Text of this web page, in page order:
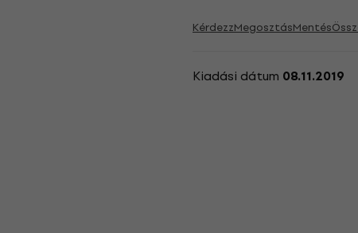
KérdezzMegosztásMentés
Kiadási dátum 08.11.2019